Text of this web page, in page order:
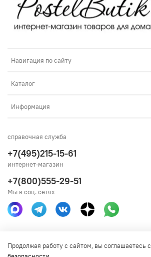
Навигация по сайту
Каталог
Информация
Получить консультацию
справочная служба
+7(495)215-15-61
интернет-магазин
+7(800)555-29-51
Мы в соц. сетях
Продолжая работу с сайтом, вы соглашаетесь с